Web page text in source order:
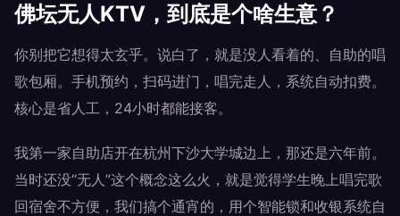
佛坛无人KTV，到底是个啥生意？
你别把它想得太玄乎。说白了，就是没人看着的、自助的唱
歌包厢。手机预约，扫码进门，唱完走人，系统自动扣费。
核心是省人工，24小时都能接客。
我第一家自助店开在杭州下沙大学城边上，那还是六年前。
当时还没“无人”这个概念这么火，就是觉得学生晚上唱完歌
回宿舍不方便，我们搞个通宵的，用个智能锁和收银系统自